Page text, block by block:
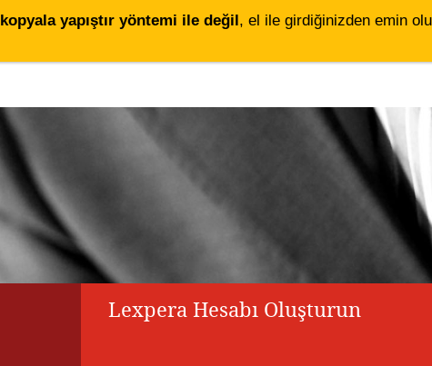
kopyala yapıştır yöntemi ile değil, el ile girdiğinizden emin
Lexpera Hesabı Oluşturun